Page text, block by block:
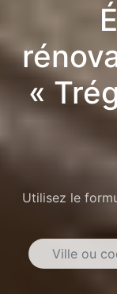
«
Utilisez le